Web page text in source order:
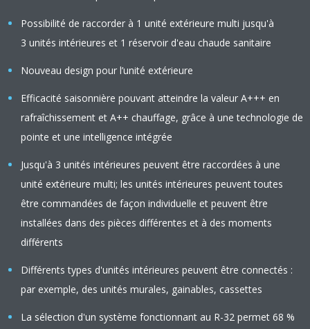
Possibilité de raccorder à 1 unité extérieure multi jusqu'à
3 unités intérieures et 1 réservoir d'eau chaude sanitaire
Nouveau design pour l’unité extérieure
Efficacité saisonnière pouvant atteindre la valeur A+++ en
rafraîchissement et A++ chauffage, grâce à une technologie de
pointe et une intelligence intégrée
Jusqu'à 3 unités intérieures peuvent être raccordées à une
unité extérieure multi; les unités intérieures peuvent toutes
être commandées de façon individuelle et peuvent être
installées dans des pièces différentes et à des moments
différents
Différents types d'unités intérieures peuvent être connectés :
par exemple, des unités murales, gainables, cassettes
La sélection d'un système fonctionnant au R-32 permet 68 %